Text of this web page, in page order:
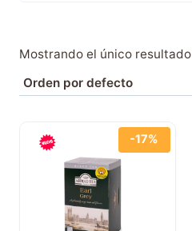
Mostrando el único resultado
-17%